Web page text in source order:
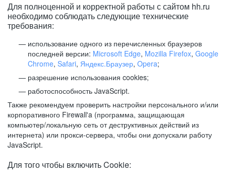
Для полноценной и корректной работы с сайтом hh.ru
необходимо соблюдать следующие технические
требования:
использование одного из перечисленных браузеров
последней версии: Microsoft Edge, Mozilla Firefox, Google
Chrome, Safari, Яндекс.Браузер, Opera;
разрешение использования cookies;
работоспособность JavaScript.
Также рекомендуем проверить настройки персонального и/или
корпоративного Firewall'a (программа, защищающая
компьютер/локальную сеть от деструктивных действий из
интернета) или прокси-сервера, чтобы они допускали работу
JavaScript.
Для того чтобы включить Cookie: